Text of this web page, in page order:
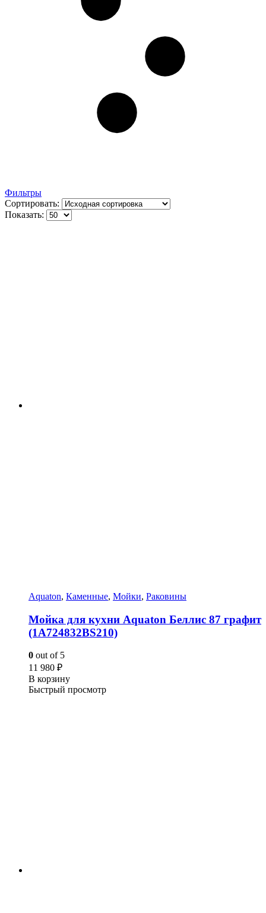
Фильтры
Сортировать:
Показать:
Aquaton, Каменные, Мойки, Раковины
Мойка для кухни Aquaton Беллис 87 графит
(1A724832BS210)
0 out of 5
11 980 ₽
В корзину
Быстрый просмотр